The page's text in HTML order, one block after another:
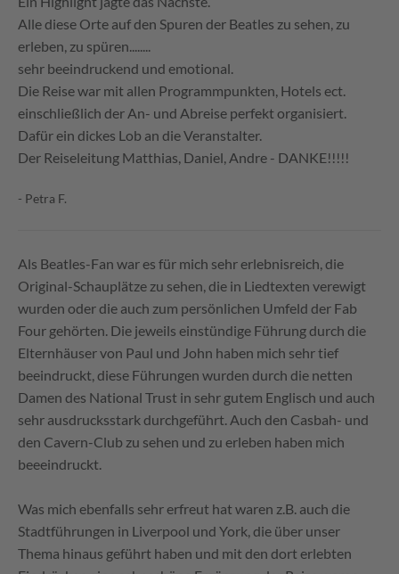
Alle diese Orte auf den Spuren der Beatles zu sehen, zu
erleben, zu spüren........
sehr beeindruckend und emotional.
Die Reise war mit allen Programmpunkten, Hotels ect.
einschließlich der An- und Abreise perfekt organisiert.
Dafür ein dickes Lob an die Veranstalter.
Der Reiseleitung Matthias, Daniel, Andre - DANKE!!!!!
- Petra F.
Als Beatles-Fan war es für mich sehr erlebnisreich, die
Original-Schauplätze zu sehen, die in Liedtexten verewigt
wurden oder die auch zum persönlichen Umfeld der Fab
Four gehörten. Die jeweils einstündige Führung durch die
Elternhäuser von Paul und John haben mich sehr tief
beeindruckt, diese Führungen wurden durch die netten
Damen des National Trust in sehr gutem Englisch und auch
sehr ausdrucksstark durchgeführt. Auch den Casbah- und
den Cavern-Club zu sehen und zu erleben haben mich
beeeindruckt.
Was mich ebenfalls sehr erfreut hat waren z.B. auch die
Stadtführungen in Liverpool und York, die über unser
Thema hinaus geführt haben und mit den dort erlebten